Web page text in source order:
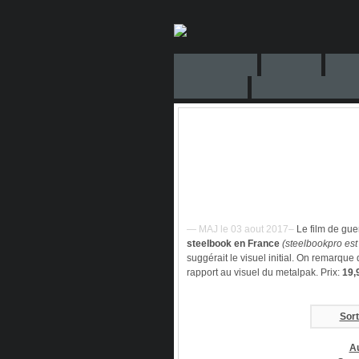
— MAJ le 03 aout 2017– Le film de
steelbook en France (steelbookpro
suggérait le visuel initial. On
rapport au visuel du metalpak. Prix: